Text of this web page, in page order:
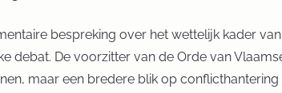
bespreking over het wettelijk kader
debat. De voorzitter van de Orde van
maar een bredere blik op